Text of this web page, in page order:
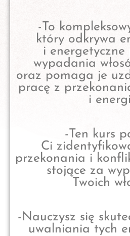
-To
który odkrywa
i energetyczne
wypadania
oraz pomaga je
pracę z
i
-Ten kurs
Ci
przekonania i
stojące za
Twoich
-Nauczysz się
uwalniania tych